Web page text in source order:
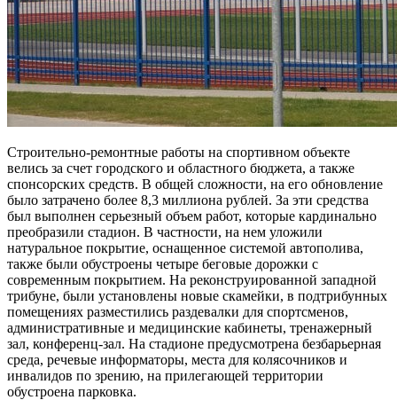
Строительно-ремонтные работы на спортивном объекте
велись за счет городского и областного бюджета, а также
спонсорских средств. В общей сложности, на его обновление
было затрачено более 8,3 миллиона рублей. За эти средства
был выполнен серьезный объем работ, которые кардинально
преобразили стадион. В частности, на нем уложили
натуральное покрытие, оснащенное системой автополива,
также были обустроены четыре беговые дорожки с
современным покрытием. На реконструированной западной
трибуне, были установлены новые скамейки, в подтрибунных
помещениях разместились раздевалки для спортсменов,
административные и медицинские кабинеты, тренажерный
зал, конференц-зал. На стадионе предусмотрена безбарьерная
среда, речевые информаторы, места для колясочников и
инвалидов по зрению, на прилегающей территории
обустроена парковка.